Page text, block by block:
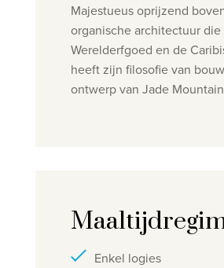
Majestueus oprijzend
organische architectuur
Werelderfgoed en de
heeft zijn filosofie van
ontwerp van Jade
Enkel logies